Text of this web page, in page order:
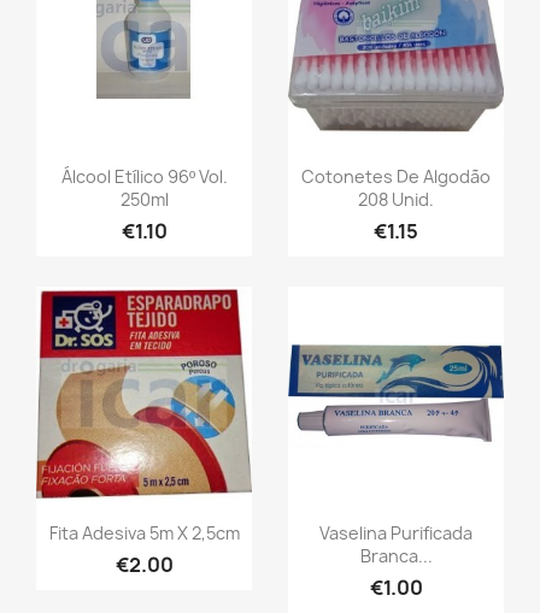
Álcool Etílico 96º Vol.
250ml
€1.10
Cotonetes De Algodão
208 Unid.
€1.15
Fita Adesiva 5m X 2,5cm
€2.00
Vaselina Purificada
Branca...
€1.00